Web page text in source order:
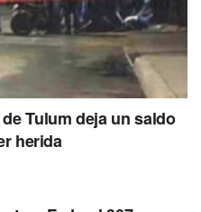
se había fugado de
había ordenado al
al capo vivo o muerto.
Tulum deja un saldo
herida